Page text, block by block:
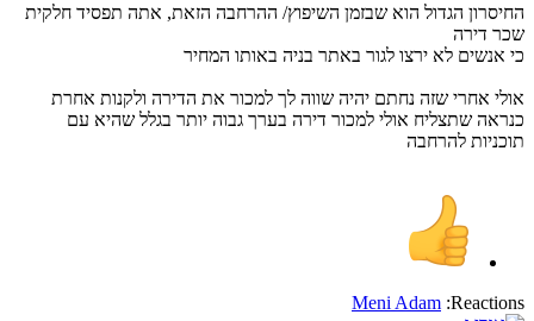
החיסרון הגדול הוא שבזמן השיפוץ/ ההרחבה הזאת, אתה תפסיד חלקית
שכר דירה
כי אנשים לא ירצו לגור באתר בניה באותו המחיר
אולי אחרי שזה נחתם יהיה שווה לך למכור את הדירה ולקנות אחרת
כנראה שתצליח אולי למכור דירה בערך גבוה יותר בגלל שהיא עם
תוכניות להרחבה
Reactions:
Meni Adam